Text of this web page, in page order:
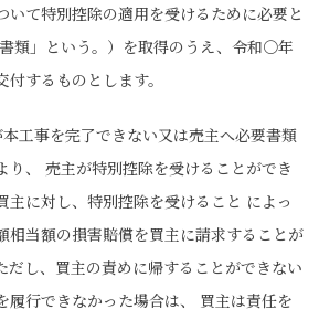
いて特別控除の適用を受けるために必要と
類」という。）を取得のうえ、令和〇年
するものとします。
工事を完了できない又は売主へ必要書類
り、 売主が特別控除を受けることができ
主に対し、特別控除を受けること によっ
相当額の損害賠償を買主に請求することが
だし、買主の責めに帰することができない
履行できなかった場合は、 買主は責任を